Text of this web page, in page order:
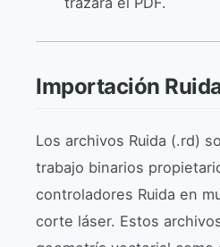
Importación
Los archivos Ruida (.rd)
trabajo binarios
controladores Ruida en
corte láser. Estos